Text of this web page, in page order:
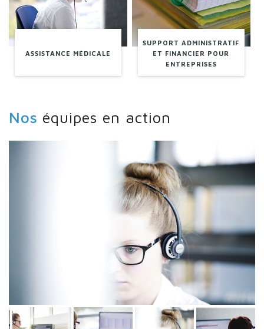
ASSISTANCE MÉDICALE
SUPPORT ADMINISTRATIF
ET FINANCIER POUR
ENTREPRISES
Nos équipes en action